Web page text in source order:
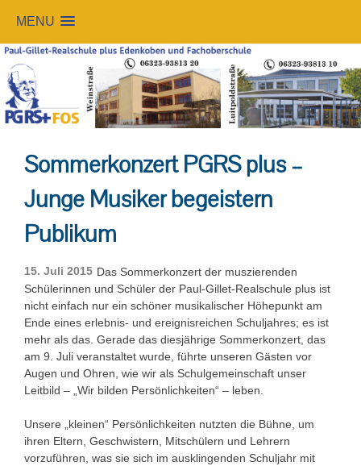
MENU
Skip
content
Sommerkonzert PGRS plus –
Junge Musiker begeistern
Publikum
15. Juli 2015 Das Sommerkonzert der muszierenden
Schülerinnen und Schüler der Paul-Gillet-Realschule plus ist
nicht einfach nur ein schöner musikalischer Höhepunkt am
Ende eines erlebnis- und ereignisreichen Schuljahres; es ist
mehr als das. Gerade das diesjährige Sommerkonzert, das
am 9. Juli veranstaltet wurde, führte unseren Gästen vor
Augen und Ohren, wie wir als Schulgemeinschaft unser
Leitbild – „Wir bilden Persönlichkeiten“ – leben.
Unsere „kleinen“ Persönlichkeiten nutzten die Bühne, um
ihren Eltern, Geschwistern, Mitschülern und Lehrern
vorzuführen, was sie sich im ausklingenden Schuljahr mit